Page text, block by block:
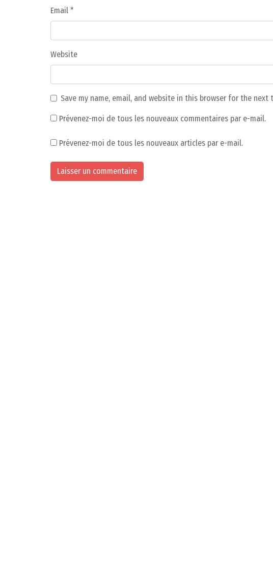
Email *
Website
Save my name, email, and website in this browser for the next
Prévenez-moi de tous les nouveaux commentaires par e-mail.
Prévenez-moi de tous les nouveaux articles par e-mail.